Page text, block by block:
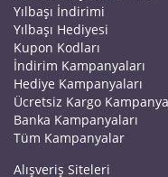
Yılbaşı İndirimi
Yılbaşı Hediyesi
Kupon Kodları
İndirim Kampanyaları
Hediye Kampanyaları
Ücretsiz Kargo
Banka Kampanyaları
Tüm Kampanyalar
Alışveriş Siteleri